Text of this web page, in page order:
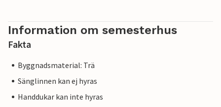
Information om semesterhus
Fakta
Byggnadsmaterial: Trä
Sänglinnen kan ej hyras
Handdukar kan inte hyras